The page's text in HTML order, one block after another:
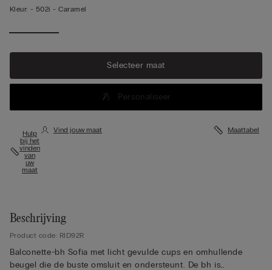
Kleur: - 502i - Caramel
Selecteer maat
Personaliseer
Hulp
bij het
vinden
van
uw
maat
Vind jouw maat Maattabel
Beschrijving
Product code: RID92R
Balconette-bh Sofia met licht gevulde cups en omhullende
beugel die de buste omsluit en ondersteunt. De bh is